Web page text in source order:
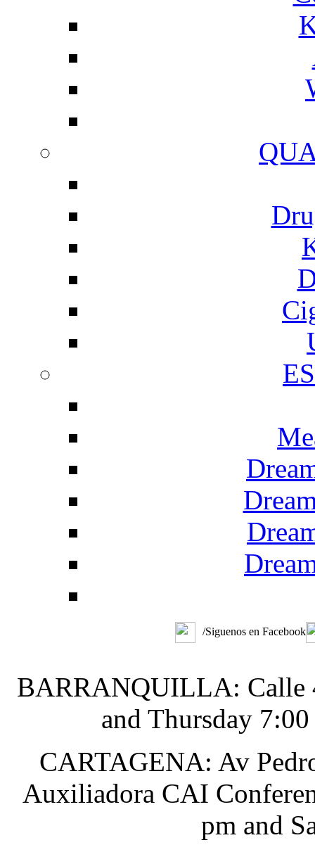
/Siguenos en Facebook
BARRANQUILLA: Calle
and Thursday
CARTAGENA: Av
Auxiliadora CAI
pm and